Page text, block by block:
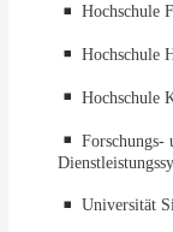
Hochschule
Hochschule
Hochschule
Forschungs-
Universität